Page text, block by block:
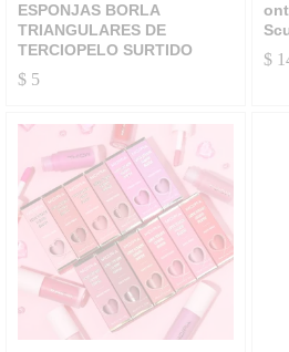
ESPONJAS BORLA
TRIANGULARES DE
TERCIOPELO SURTIDO
$ 5
$